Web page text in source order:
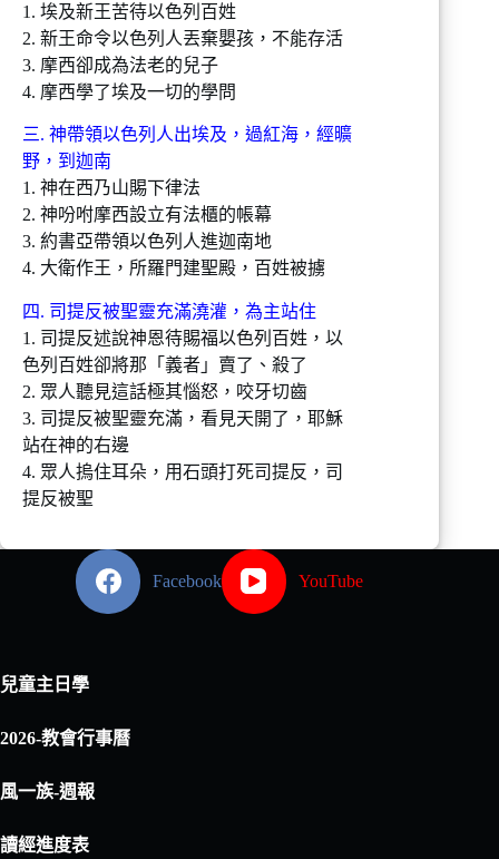
1. 埃及新王苦待以色列百姓
2. 新王命令以色列人丟棄嬰孩，不能存活
3. 摩西卻成為法老的兒子
4. 摩西學了埃及一切的學問
三. 神帶領以色列人出埃及，過紅海，經曠
野，到迦南
1. 神在西乃山賜下律法
2. 神吩咐摩西設立有法櫃的帳幕
3. 約書亞帶領以色列人進迦南地
4. 大衛作王，所羅門建聖殿，百姓被擄
四. 司提反被聖靈充滿澆灌，為主站住
1. 司提反述說神恩待賜福以色列百姓，以
色列百姓卻將那「義者」賣了、殺了
2. 眾人聽見這話極其惱怒，咬牙切齒
3. 司提反被聖靈充滿，看見天開了，耶穌
站在神的右邊
4. 眾人摀住耳朵，用石頭打死司提反，司
提反被聖
Facebook YouTube
兒童主日學
2026-教會行事曆
風一族-週報
讀經進度表